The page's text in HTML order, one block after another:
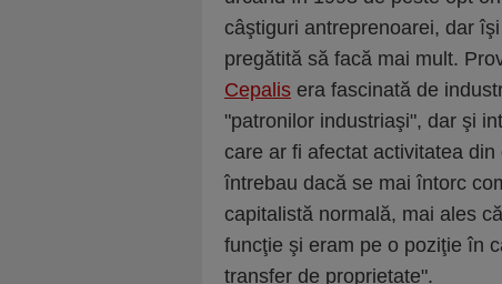
câştiguri antreprenoarei, dar
pregătită să facă mai mult.
Cepalis era fascinată de
"patronilor industriaşi", dar şi
care ar fi afectat activitatea
întrebau dacă se mai întorc
capitalistă normală, mai ales
funcţie şi eram pe o poziţie în
transfer de proprietate".